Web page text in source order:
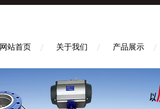
网站首页 关于我们 产品展示